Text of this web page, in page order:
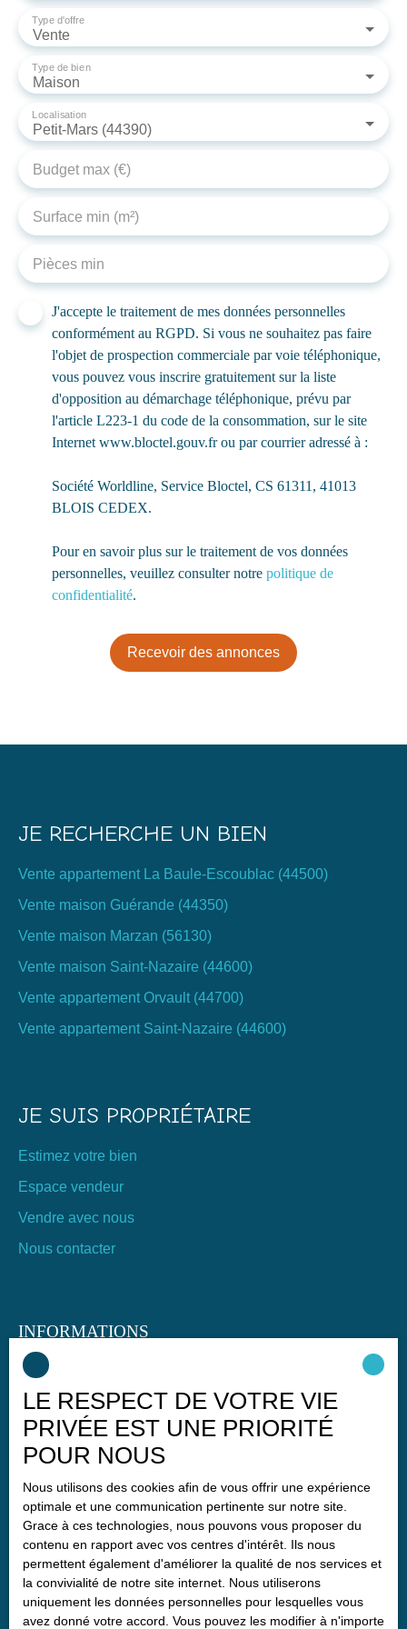
Vente
Type d'offre
Maison
Type de bien
Petit-Mars (44390)
Localisation
Budget max (€)
Surface min (m²)
Pièces min
J'accepte le traitement de mes données personnelles
conformément au RGPD. Si vous ne souhaitez pas faire
l'objet de prospection commerciale par voie téléphonique,
vous pouvez vous inscrire gratuitement sur la liste
d'opposition au démarchage téléphonique, prévu par
l'article L223-1 du code de la consommation, sur le site
Internet www.bloctel.gouv.fr ou par courrier adressé à :
Société Worldline, Service Bloctel, CS 61311, 41013
BLOIS CEDEX.
Pour en savoir plus sur le traitement de vos données
personnelles, veuillez consulter notre politique de
confidentialité.
Recevoir des annonces
JE RECHERCHE UN BIEN
Vente appartement La Baule-Escoublac (44500)
Vente maison Guérande (44350)
Vente maison Marzan (56130)
Vente maison Saint-Nazaire (44600)
Vente appartement Orvault (44700)
Vente appartement Saint-Nazaire (44600)
JE SUIS PROPRIÉTAIRE
Estimez votre bien
Espace vendeur
Vendre avec nous
Nous contacter
INFORMATIONS
Immobilier à Nivillac
Nos honoraires
Mentions légales
Politique de confidentialité
Plan du site
Gérer les cookies
Propulsé par
LE RESPECT DE VOTRE VIE
PRIVÉE EST UNE PRIORITÉ
POUR NOUS
Nous utilisons des cookies afin de vous offrir une expérience
optimale et une communication pertinente sur notre site.
Grace à ces technologies, nous pouvons vous proposer du
contenu en rapport avec vos centres d'intérêt. Ils nous
permettent également d'améliorer la qualité de nos services et
la convivialité de notre site internet. Nous utiliserons
uniquement les données personnelles pour lesquelles vous
avez donné votre accord. Vous pouvez les modifier à n'importe